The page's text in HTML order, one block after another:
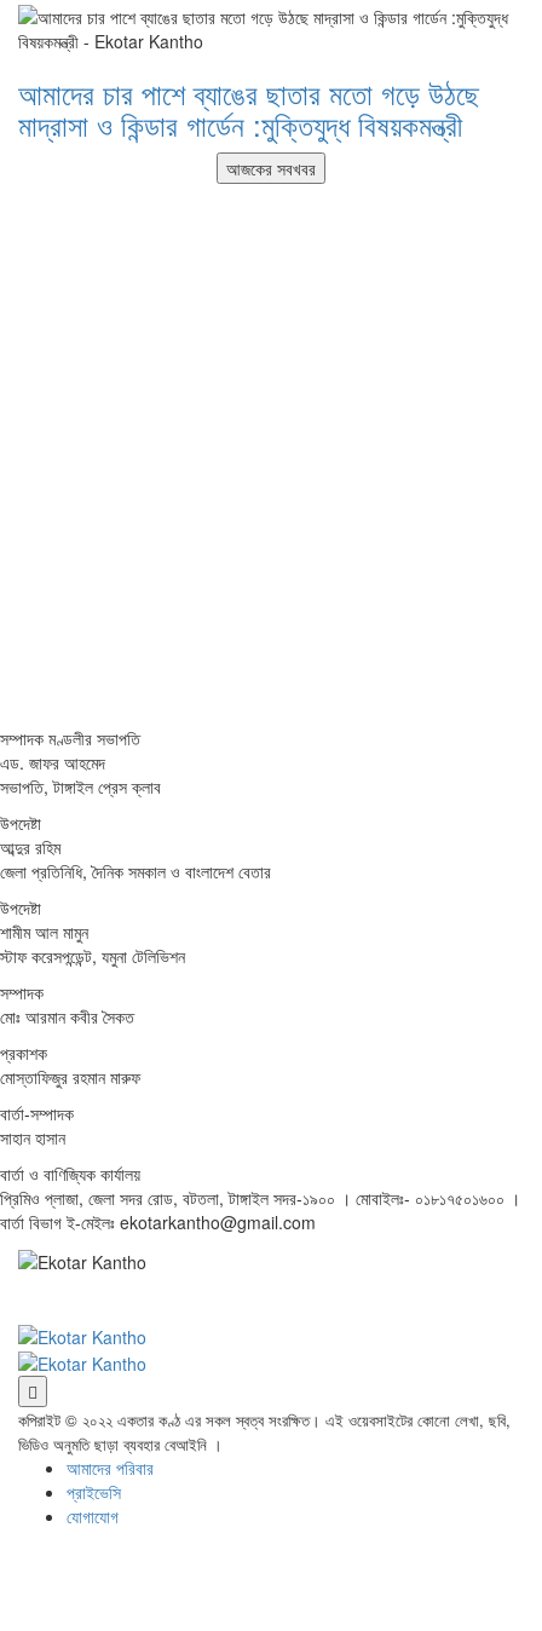
আমাদের চার পাশে ব্যাঙের ছাতার মতো গড়ে উঠছে
মাদ্রাসা ও কিন্ডার গার্ডেন :মুক্তিযুদ্ধ বিষয়কমন্ত্রী
সম্পাদক মণ্ডলীর সভাপতি
এড. জাফর আহমেদ
সভাপতি, টাঙ্গাইল প্রেস ক্লাব
উপদেষ্টা
আব্দুর রহিম
জেলা প্রতিনিধি, দৈনিক সমকাল ও বাংলাদেশ বেতার
উপদেষ্টা
শামীম আল মামুন
স্টাফ করেসপন্ডেন্ট, যমুনা টেলিভিশন
সম্পাদক
মোঃ আরমান কবীর সৈকত
প্রকাশক
মোস্তাফিজুর রহমান মারুফ
বার্তা-সম্পাদক
সাহান হাসান
বার্তা ও বাণিজ্যিক কার্যালয়
প্রিমিও প্লাজা, জেলা সদর রোড, বটতলা, টাঙ্গাইল সদর-১৯০০ । মোবাইলঃ- ০১৮১৭৫০১৬০০ ।
বার্তা বিভাগ ই-মেইলঃ ekotarkantho@gmail.com
কপিরাইট © ২০২২ একতার কণ্ঠ এর সকল স্বত্ব সংরক্ষিত। এই ওয়েবসাইটের কোনো লেখা, ছবি,
ভিডিও অনুমতি ছাড়া ব্যবহার বেআইনি ।
আমাদের পরিবার
প্রাইভেসি
যোগাযোগ